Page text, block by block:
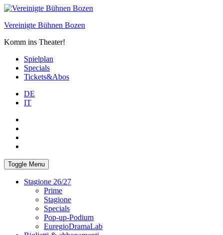
Skip
content
Vereinigte Bühnen Bozen
Komm ins Theater!
Spielplan
Specials
Tickets&Abos
DE
IT
Toggle Menu
Stagione 26/27
Prime
Stagione
Specials
Pop-up-Podium
EuregioDramaLab